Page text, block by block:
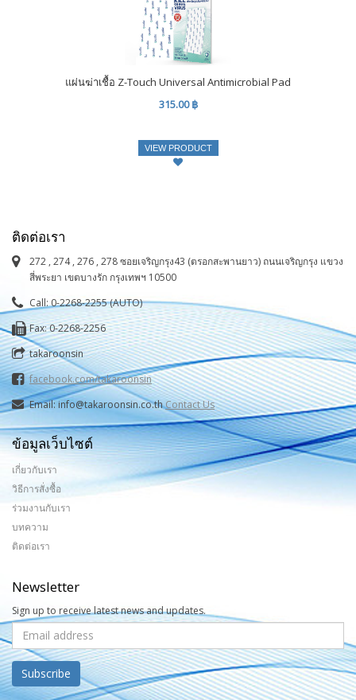
แผ่นฆ่าเชื้อ Z-Touch Universal Antimicrobial Pad
315.00 ฿
VIEW PRODUCT
ติดต่อเรา
272 , 274 , 276 , 278 ซอยเจริญกรุง43 (ตรอกสะพานยาว) ถนนเจริญกรุง แขวง
สี่พระยา เขตบางรัก กรุงเทพฯ 10500
Call: 0-2268-2255 (AUTO)
Fax: 0-2268-2256
takaroonsin
facebook.com/takaroonsin
Email: info@takaroonsin.co.thContact Us
ข้อมูลเว็บไซต์
เกี่ยวกับเรา
วิธีการสั่งซื้อ
ร่วมงานกับเรา
บทความ
ติดต่อเรา
Newsletter
Sign up to receive latest news and updates.